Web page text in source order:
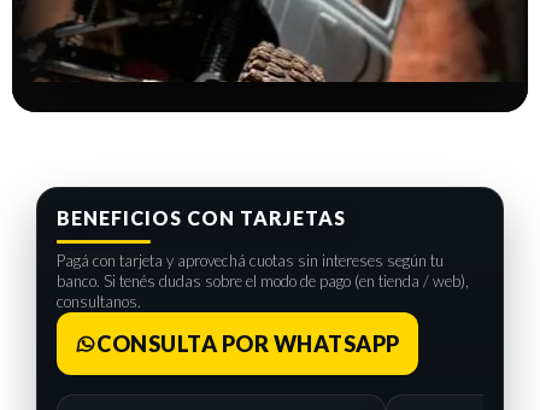
BENEFICIOS CON TARJETAS
Pagá con tarjeta y aprovechá cuotas sin intereses según tu
banco. Si tenés dudas sobre el modo de pago (en tienda / web),
consultanos.
CONSULTA POR WHATSAPP